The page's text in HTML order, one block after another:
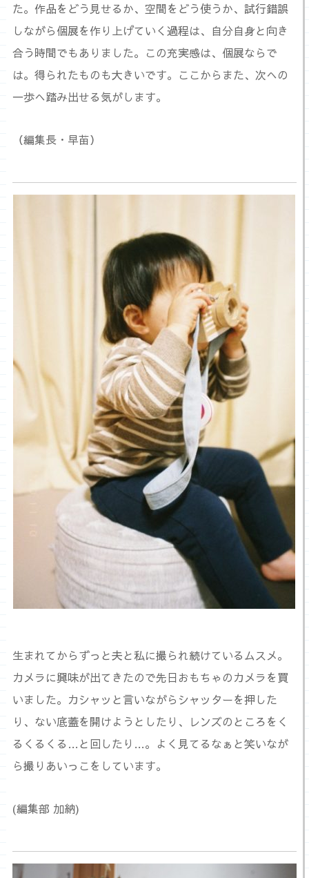
た。作品をどう見せるか、空間をどう使うか、試行錯誤
しながら個展を作り上げていく過程は、自分自身と向き
合う時間でもありました。この充実感は、個展ならで
は。得られたものも大きいです。ここからまた、次への
一歩へ踏み出せる気がします。
（編集長・早苗）
生まれてからずっと夫と私に撮られ続けているムスメ。
カメラに興味が出てきたので先日おもちゃのカメラを買
いました。カシャッと言いながらシャッターを押した
り、ない底蓋を開けようとしたり、レンズのところをく
るくるくる…と回したり…。よく見てるなぁと笑いなが
ら撮りあいっこをしています。
(編集部 加納)